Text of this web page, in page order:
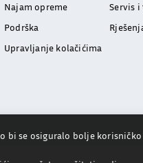
Najam opreme
Servis
Podrška
Upravljanje kolačićima
bi se osiguralo bolje